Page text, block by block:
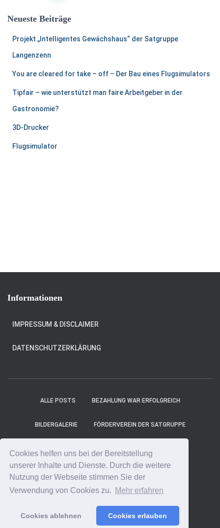
Cookies helfen uns bei der Bereitstellung
unserer Inhalte und Dienste. Durch die weitere
Nutzung der Webseite stimmen Sie der
Verwendung von Cookies zu. Mehr erfahren
Cookies ablehnen Cookies erlauben
Neueste Beiträge
Projekt „Intelligentes Gewächshaus“ der Satgruppe
Langenzenn
You are cleared for take – off – Der Bau eines Flugsimulators
Tipfair – wie unterstützt man faire Arbeitgeber in der
Gastronomie?
3D-Drucker
Flugsimulator
Informationen
IMPRESSUM & DISCLAIMER
DATENSCHUTZERKLÄRUNG
ALLE POSTS BEZAHLUNG WAR ERFOLGREICH
BILDERGALERIE FÖRDERVEREIN DER SATGRUPPE
MITGLIEDER PROJEKT-TICKER
SPENDE ONLINE SPENDE UNS EINEN KAFFEE!
Hestia | Entwickelt vonThemeIsle